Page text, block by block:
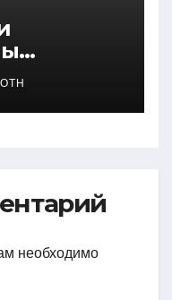
необходимо